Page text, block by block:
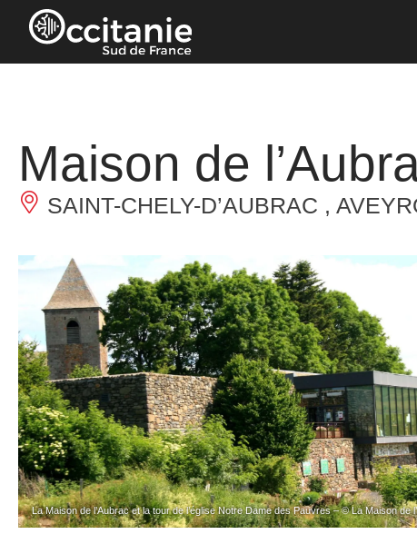
Panneau de gestion des cookies
Maison de
SAINT-CHELY-D’AUBRAC ,
La Maison de l’Aubrac et la tour de l’église Notre Dame des Pauvres – © La Maison de